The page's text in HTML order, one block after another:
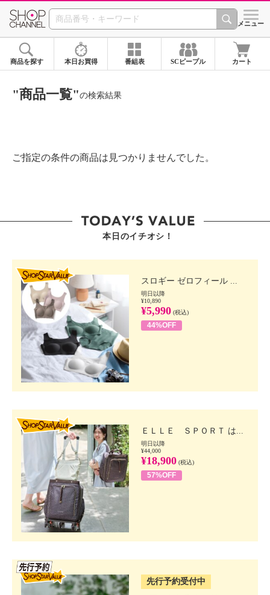
SHOP CHANNEL ショッ
メニュー
商品を探す 本日お買得 番組表 SCピープル カート
"商品一覧"の検索結果
ご指定の条件の商品は見つかりませんでした。
本日のイチオシ！
スロギー ゼロフィール ...
明日以降
¥10,890
¥5,990 (税込)
44%OFF
ＥＬＬＥ ＳＰＯＲＴ は...
明日以降
¥44,000
¥18,900 (税込)
57%OFF
先行予約受付中